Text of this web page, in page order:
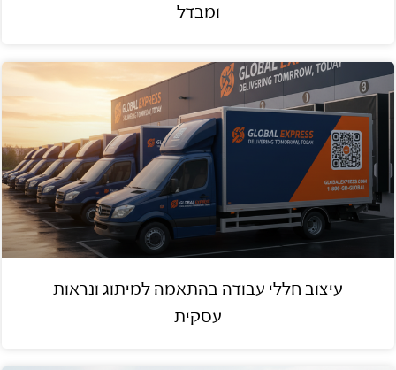
ומבדל
עיצוב חללי עבודה בהתאמה למיתוג ונראות
עסקית